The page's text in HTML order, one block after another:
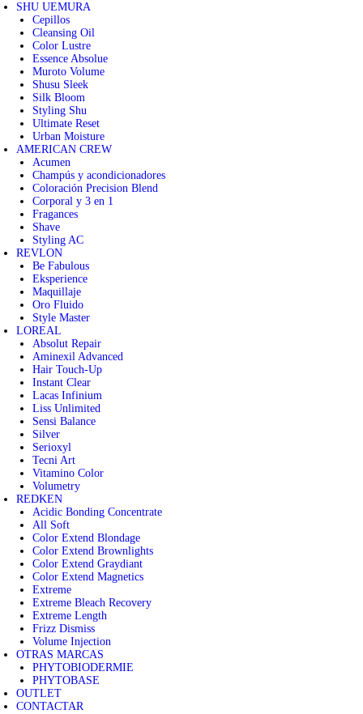
SHU UEMURA
Cepillos
Cleansing Oil
Color Lustre
Essence Absolue
Muroto Volume
Shusu Sleek
Silk Bloom
Styling Shu
Ultimate Reset
Urban Moisture
AMERICAN CREW
Acumen
Champús y acondicionadores
Coloración Precision Blend
Corporal y 3 en 1
Fragances
Shave
Styling AC
REVLON
Be Fabulous
Eksperience
Maquillaje
Oro Fluido
Style Master
LOREAL
Absolut Repair
Aminexil Advanced
Hair Touch-Up
Instant Clear
Lacas Infinium
Liss Unlimited
Sensi Balance
Silver
Serioxyl
Tecni Art
Vitamino Color
Volumetry
REDKEN
Acidic Bonding Concentrate
All Soft
Color Extend Blondage
Color Extend Brownlights
Color Extend Graydiant
Color Extend Magnetics
Extreme
Extreme Bleach Recovery
Extreme Length
Frizz Dismiss
Volume Injection
OTRAS MARCAS
PHYTOBIODERMIE
PHYTOBASE
OUTLET
CONTACTAR